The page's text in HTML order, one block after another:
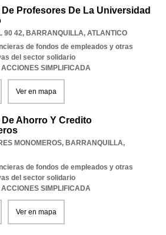
Profesores De La Universidad
90 42, BARRANQUILLA, ATLANTICO
de fondos de empleados y otras
del sector solidario
SIMPLIFICADA
Ver en mapa
Ahorro Y Credito
MONOMEROS, BARRANQUILLA,
de fondos de empleados y otras
del sector solidario
SIMPLIFICADA
Ver en mapa